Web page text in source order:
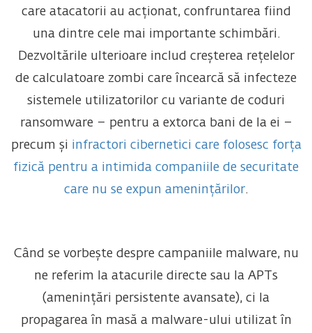
care atacatorii au acționat, confruntarea fiind
una dintre cele mai importante schimbări.
Dezvoltările ulterioare includ creșterea rețelelor
de calculatoare zombi care încearcă să infecteze
sistemele utilizatorilor cu variante de coduri
ransomware – pentru a extorca bani de la ei –
precum și infractori cibernetici care folosesc forța
fizică pentru a intimida companiile de securitate
care nu se expun amenințărilor.
Când se vorbește despre campaniile malware, nu
ne referim la atacurile directe sau la APTs
(amenințări persistente avansate), ci la
propagarea în masă a malware-ului utilizat în